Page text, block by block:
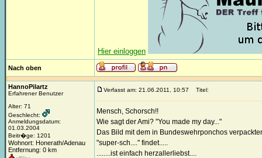
Hier einloggen
Nach oben
HannoPilartz
Erfahrener Benutzer
Alter: 71
Geschlecht:
Anmeldungsdatum:
01.03.2004
Beitr�ge: 1201
Wohnort: Honerath/Adenau
Entfernung: 0 km
Verfasst am: 21.06.2011, 10:57 Titel:
Mensch, Schorsch!!
Wie sagt der Ami? "You made my day..."
Das Bild mit dem in Bundeswehrponchos
"super-sch...." findet.....
........ist einfach herzallerliebst....